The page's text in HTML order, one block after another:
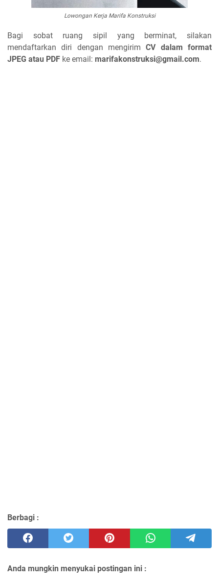
Lowongan Kerja Marifa Konstruksi
Bagi sobat ruang sipil yang berminat, silakan
mendaftarkan diri dengan mengirimCV dalam format
JPEG atau PDF ke email: marifakonstruksi@gmail.com.
Berbagi :
Anda mungkin menyukai postingan ini :